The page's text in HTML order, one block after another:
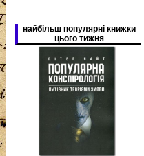
найбільш популярні книжки
цього тижня